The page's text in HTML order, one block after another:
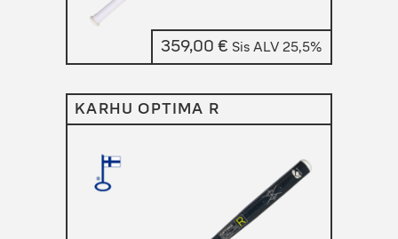
359,00 € Sis ALV 25,5%
KARHU OPTIMA R